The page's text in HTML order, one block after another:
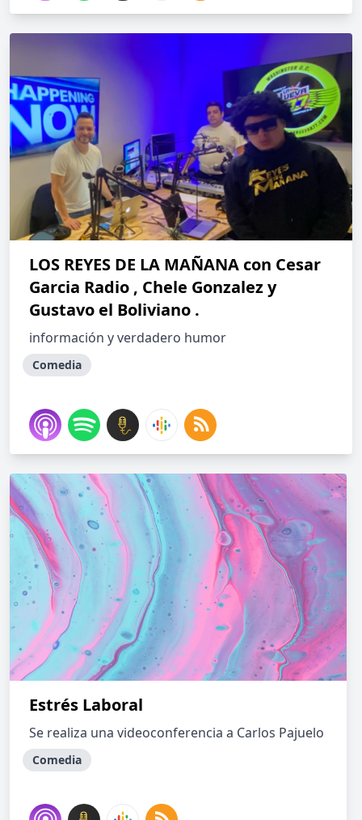
LOS REYES DE LA MAÑANA con Cesar
Garcia Radio , Chele Gonzalez y
Gustavo el Boliviano .
información y verdadero humor
Comedia
Estrés Laboral
Se realiza una videoconferencia a Carlos Pajuelo
Comedia